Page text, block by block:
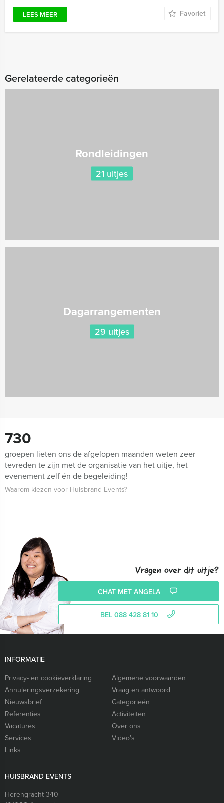
LEES MEER Favoriet
Gerelateerde categorieën
Rondleidingen
21 uitjes
Dagarrangementen
29 uitjes
730
groepen lieten ons de afgelopen maanden weten zeer
tevreden te zijn met de organisatie van het uitje, het
evenement zelf én de begeleiding!
Waarom kiezen voor Huisbrand Events?
Vragen over dit uitje?
CHAT MET ANGELA
BEL 088 428 81 10
INFORMATIE
Privacy- en cookieverklaring
Algemene voorwaarden
Annuleringsverzekering
Vraag en antwoord
Nieuwsbrief
Categorieën
Referenties
Activiteiten
Vacatures
Over ons
Services
Video’s
Links
HUISBRAND EVENTS
Herengracht 340